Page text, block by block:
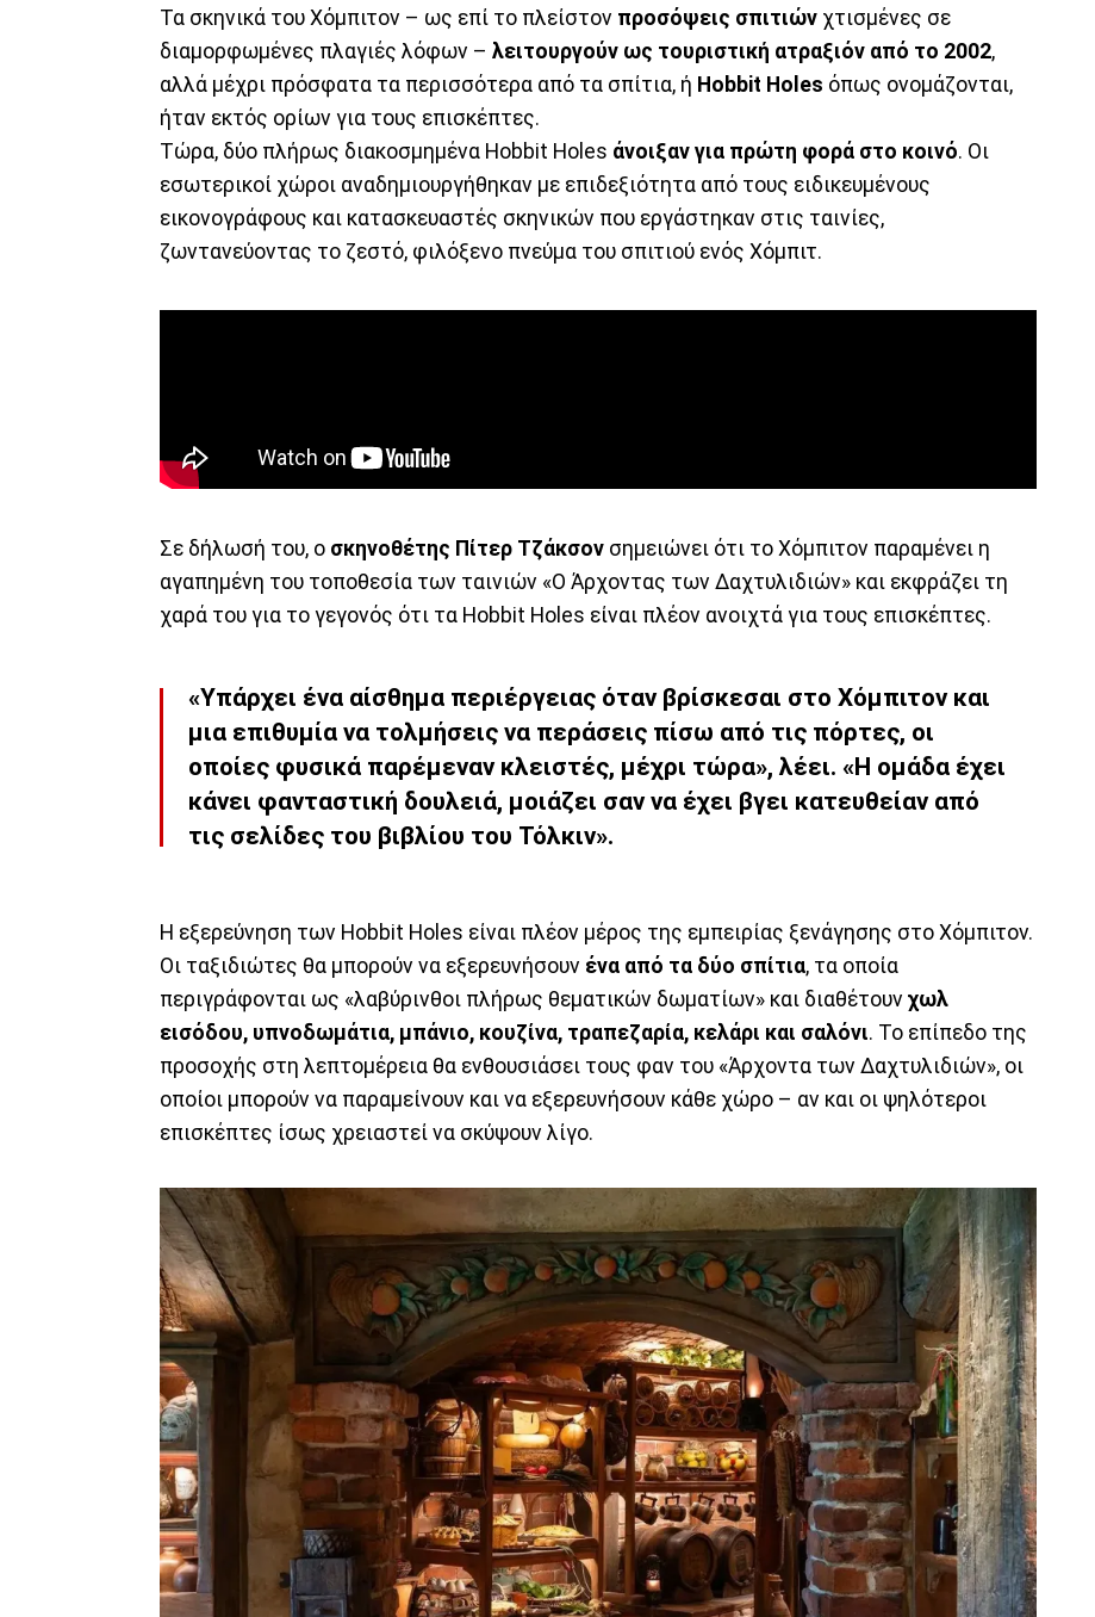
Τα σκηνικά του Χόμπιτον – ως επί το πλείστον προσόψεις σπιτιών χτισμένες σε
διαμορφωμένες πλαγιές λόφων – λειτουργούν ως τουριστική ατραξιόν από το 2002,
αλλά μέχρι πρόσφατα τα περισσότερα από τα σπίτια, ή Hobbit Holes όπως ονομάζονται,
ήταν εκτός ορίων για τους επισκέπτες.
Τώρα, δύο πλήρως διακοσμημένα Hobbit Holes άνοιξαν για πρώτη φορά στο κοινό. Οι
εσωτερικοί χώροι αναδημιουργήθηκαν με επιδεξιότητα από τους ειδικευμένους
εικονογράφους και κατασκευαστές σκηνικών που εργάστηκαν στις ταινίες,
ζωντανεύοντας το ζεστό, φιλόξενο πνεύμα του σπιτιού ενός Χόμπιτ.
Σε δήλωσή του, ο σκηνοθέτης Πίτερ Τζάκσον σημειώνει ότι το Χόμπιτον παραμένει η
αγαπημένη του τοποθεσία των ταινιών «Ο Άρχοντας των Δαχτυλιδιών» και εκφράζει τη
χαρά του για το γεγονός ότι τα Hobbit Holes είναι πλέον ανοιχτά για τους επισκέπτες.
«Υπάρχει ένα αίσθημα περιέργειας όταν βρίσκεσαι στο Χόμπιτον και
μια επιθυμία να τολμήσεις να περάσεις πίσω από τις πόρτες, οι
οποίες φυσικά παρέμεναν κλειστές, μέχρι τώρα», λέει. «Η ομάδα έχει
κάνει φανταστική δουλειά, μοιάζει σαν να έχει βγει κατευθείαν από
τις σελίδες του βιβλίου του Τόλκιν».
Η εξερεύνηση των Hobbit Holes είναι πλέον μέρος της εμπειρίας ξενάγησης στο Χόμπιτον.
Οι ταξιδιώτες θα μπορούν να εξερευνήσουν ένα από τα δύο σπίτια, τα οποία
περιγράφονται ως «λαβύρινθοι πλήρως θεματικών δωματίων» και διαθέτουν χωλ
εισόδου, υπνοδωμάτια, μπάνιο, κουζίνα, τραπεζαρία, κελάρι και σαλόνι. Το επίπεδο της
προσοχής στη λεπτομέρεια θα ενθουσιάσει τους φαν του «Άρχοντα των Δαχτυλιδιών», οι
οποίοι μπορούν να παραμείνουν και να εξερευνήσουν κάθε χώρο – αν και οι ψηλότεροι
επισκέπτες ίσως χρειαστεί να σκύψουν λίγο.